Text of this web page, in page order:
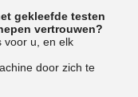
gekleefde testen
vertrouwen?
voor u, en elk
door zich te